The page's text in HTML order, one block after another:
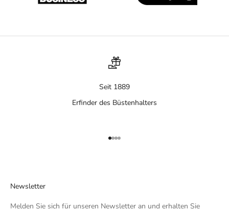
Seit 1889
Erfinder des Büstenhalters
Gehe zu Element 1
Gehe zu Element 2
Gehe zu Element 3
Gehe zu Element 4
Newsletter
Melden Sie sich für unseren Newsletter an und erhalten Sie